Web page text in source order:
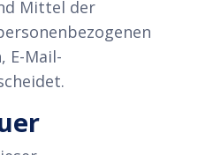
Mittel der
E-Mail-